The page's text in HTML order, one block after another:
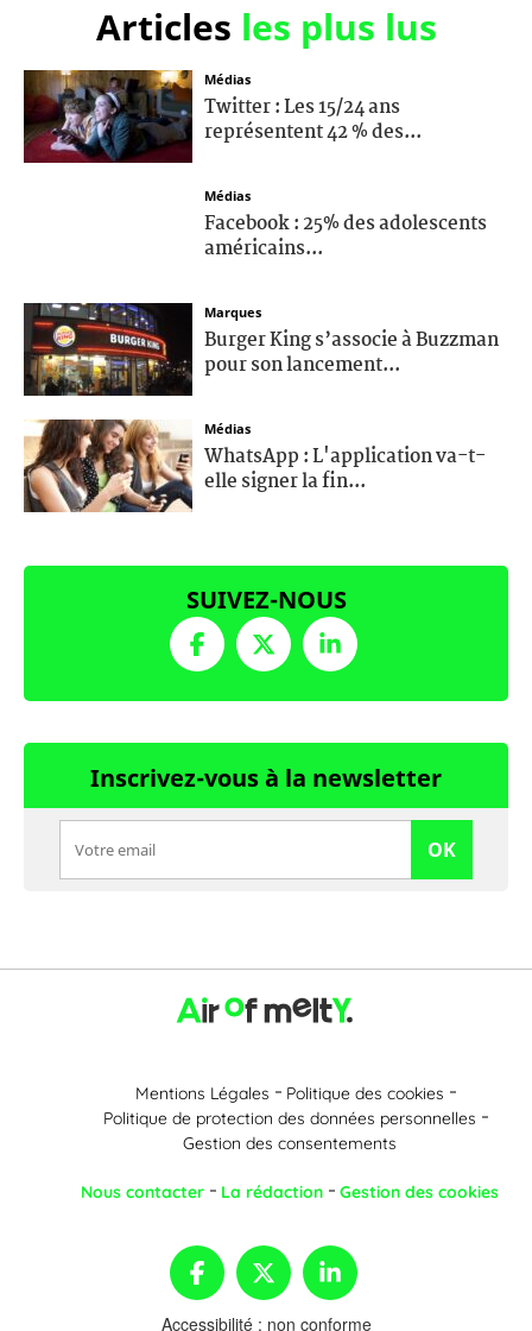
Articles les plus lus
Médias
Twitter : Les 15/24 ans
représentent 42 % des...
Médias
Facebook : 25% des adolescents
américains...
Marques
Burger King s’associe à Buzzman
pour son lancement...
Médias
WhatsApp : L'application va-t-
elle signer la fin...
SUIVEZ-NOUS
Inscrivez-vous à la newsletter
OK
Mentions Légales
Politique des cookies
Politique de protection des données personnelles
Gestion des consentements
Nous contacter La rédaction Gestion des cookies
Accessibilité : non conforme